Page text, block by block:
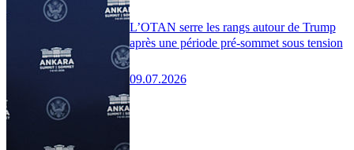
L’OTAN serre les rangs autour de Trump
après une période pré-sommet sous tension
09.07.2026